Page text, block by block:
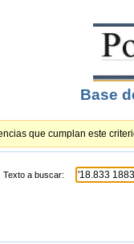
Base
que cumplan este
Texto a buscar: